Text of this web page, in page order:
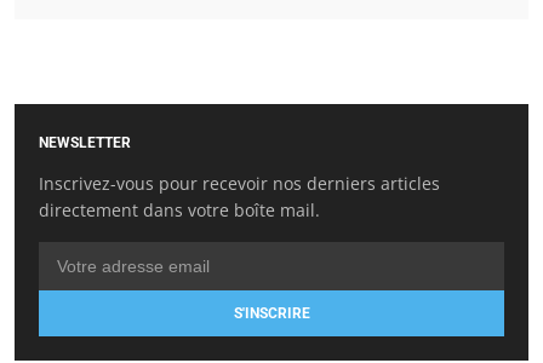
NEWSLETTER
Inscrivez-vous pour recevoir nos derniers articles
directement dans votre boîte mail.
S'INSCRIRE